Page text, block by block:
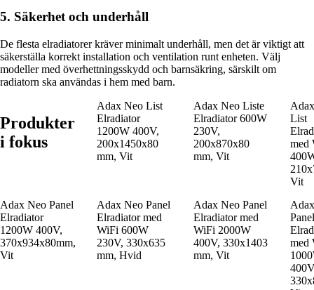
5. Säkerhet och underhåll
De flesta elradiatorer kräver minimalt underhåll, men det är viktigt att
säkerställa korrekt installation och ventilation runt enheten. Välj
modeller med överhettningsskydd och barnsäkring, särskilt om
radiatorn ska användas i hem med barn.
Produkter
i fokus
Adax Neo List
Elradiator
1200W 400V,
200x1450x80
mm, Vit
Adax Neo Liste
Elradiator 600W
230V,
200x870x80
mm, Vit
List
med
Vit
Adax Neo Panel
Elradiator
1200W 400V,
370x934x80mm,
Vit
Adax Neo Panel
Elradiator med
WiFi 600W
230V, 330x635
mm, Hvid
Adax Neo Panel
Elradiator med
WiFi 2000W
400V, 330x1403
mm, Vit
Panel
med